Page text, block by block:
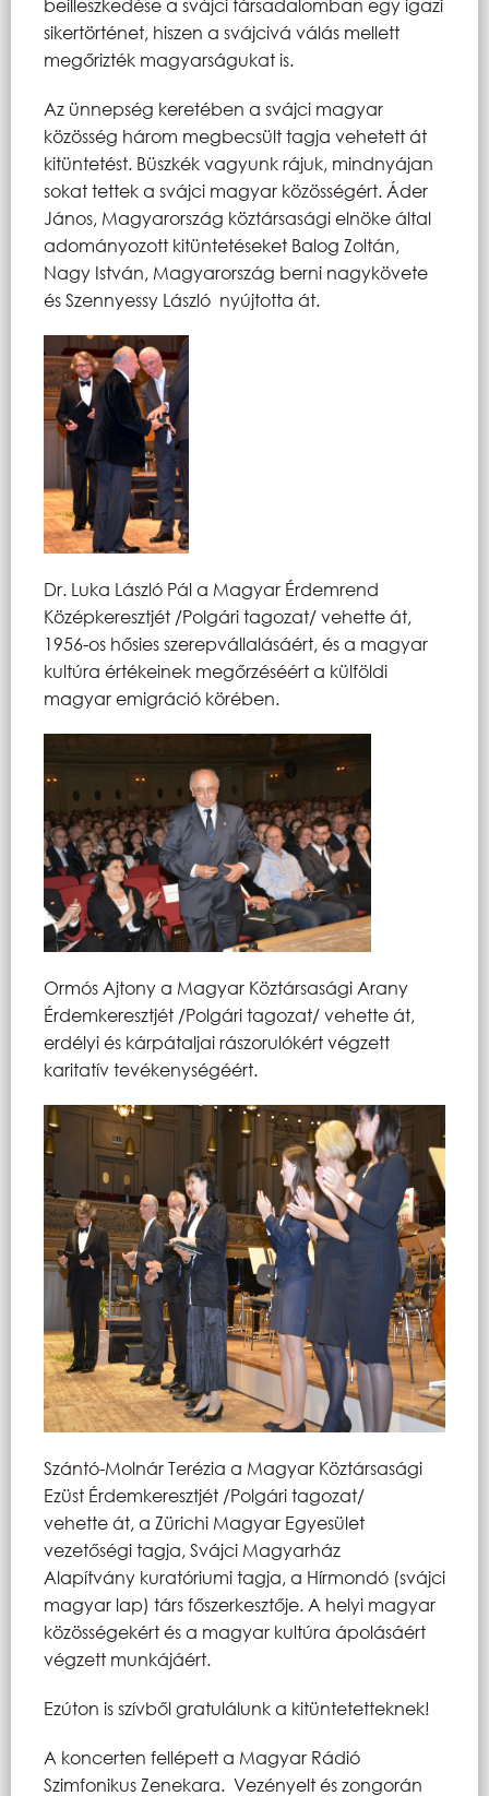
beilleszkedése a svájci társadalomban egy igazi
sikertörténet, hiszen a svájcivá válás mellett
megőrizték magyarságukat is.
Az ünnepség keretében a svájci magyar
közösség három megbecsült tagja vehetett át
kitüntetést. Büszkék vagyunk rájuk, mindnyájan
sokat tettek a svájci magyar közösségért. Áder
János, Magyarország köztársasági elnöke által
adományozott kitüntetéseket Balog Zoltán,
Nagy István, Magyarország berni nagykövete
és Szennyessy László nyújtotta át.
Dr. Luka László Pál a Magyar Érdemrend
Középkeresztjét /Polgári tagozat/ vehette át,
1956-os hősies szerepvállalásáért, és a magyar
kultúra értékeinek megőrzéséért a külföldi
magyar emigráció körében.
Ormós Ajtony a Magyar Köztársasági Arany
Érdemkeresztjét /Polgári tagozat/ vehette át,
erdélyi és kárpátaljai rászorulókért végzett
karitatív tevékenységéért.
Szántó-Molnár Terézia a Magyar Köztársasági
Ezüst Érdemkeresztjét /Polgári tagozat/
vehette át, a Zürichi Magyar Egyesület
vezetőségi tagja, Svájci Magyarház
Alapítvány kuratóriumi tagja, a Hírmondó (svájci
magyar lap) társ főszerkesztője. A helyi magyar
közösségekért és a magyar kultúra ápolásáért
végzett munkájáért.
Ezúton is szívből gratulálunk a kitüntetetteknek!
A koncerten fellépett a Magyar Rádió
Szimfonikus Zenekara. Vezényelt és zongorán